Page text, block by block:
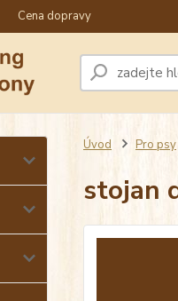
Cena dopravy
Úvod Pro psy
stojan